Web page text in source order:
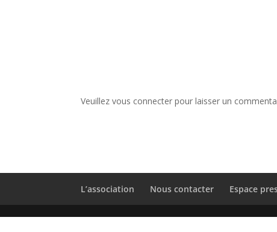
Veuillez vous connecter pour laisser un
L’association Nous contacter Espace